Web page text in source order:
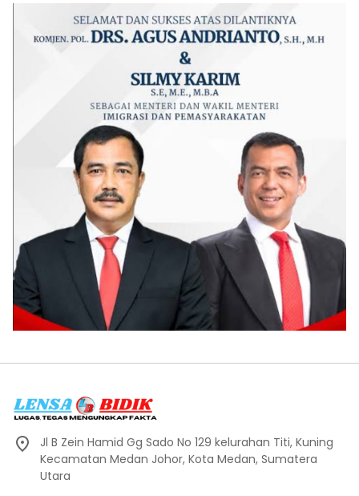
Jl B Zein Hamid Gg Sado No 129 kelurahan Titi, Kuning
Kecamatan Medan Johor, Kota Medan, Sumatera
Utara